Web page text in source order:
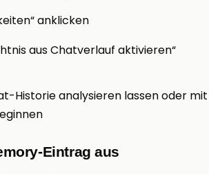
anklicken
aus Chatverlauf aktivieren“
Historie analysieren lassen oder mit
Eintrag aus